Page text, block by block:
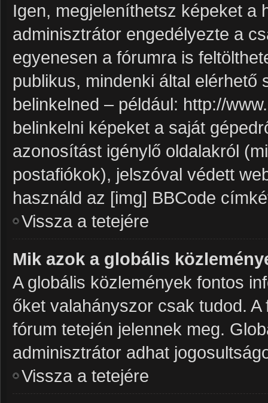
Igen, megjeleníthetsz képeket a
adminisztrátor engedélyezte a
egyenesen a fórumra is
publikus, mindenki által
belinkelned – például: http://
belinkelni képeket a saját
azonosítást igénylő oldalakról
postafiókok), jelszóval védett
használd az [img] BBCode
Vissza a tetejére
Mik azok a globális
A globális közlemények fontos
őket valahányszor csak tudod.
fórum tetején jelennek meg.
adminisztrátor adhat
Vissza a tetejére